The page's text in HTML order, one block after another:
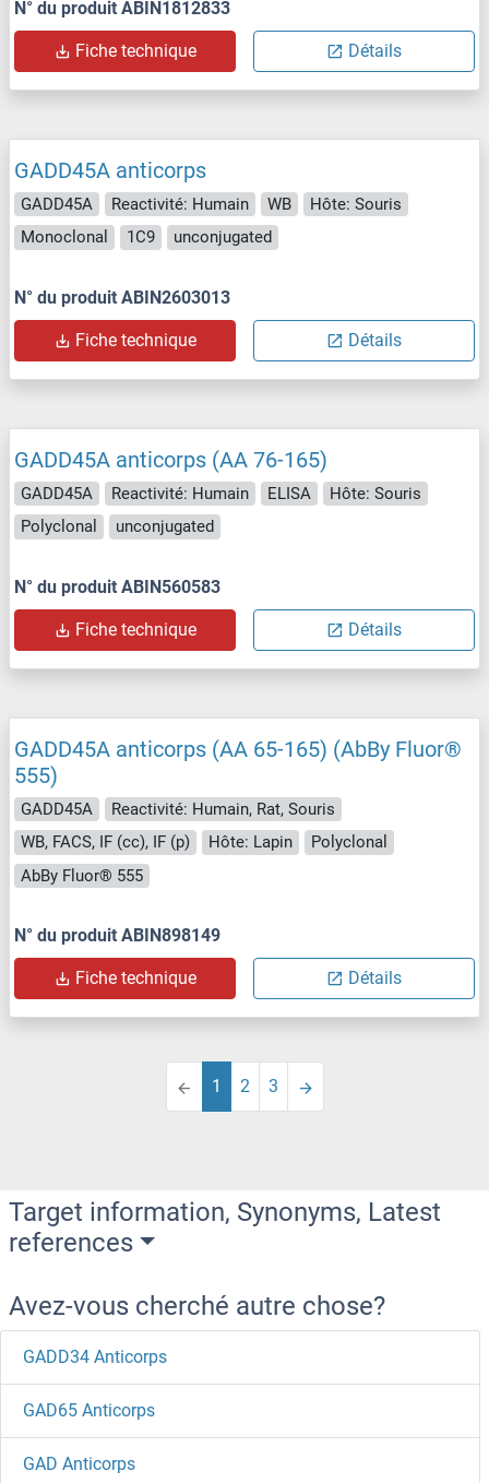
N° du produit ABIN1812833
Fiche technique Détails
GADD45A anticorps
GADD45A Reactivité: Humain WB
Hôte: Souris
Monoclonal
1C9 unconjugated
N° du produit ABIN2603013
Fiche technique Détails
GADD45A anticorps (AA 76-165)
GADD45A Reactivité: Humain ELISA
Hôte: Souris
Polyclonal
unconjugated
N° du produit ABIN560583
Fiche technique Détails
GADD45A anticorps (AA 65-165) (AbBy Fluor®
555)
GADD45A
Reactivité: Humain, Rat, Souris
WB, FACS, IF (cc), IF (p)
Hôte: Lapin
Polyclonal
AbBy Fluor® 555
N° du produit ABIN898149
Fiche technique Détails
1 2 3
Target information, Synonyms, Latest
references
Avez-vous cherché autre chose?
GADD34 Anticorps
GAD65 Anticorps
GAD Anticorps